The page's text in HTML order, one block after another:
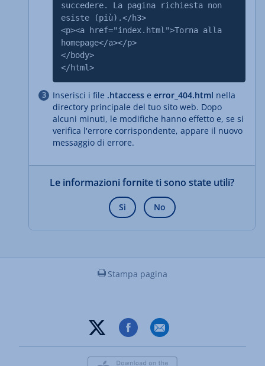
succedere. La pagina richiesta non
esiste (più).</h3>
<p><a href="index.html">Torna alla
homepage</a></p>
</body>
</html>
Inserisci i file .htaccess e error_404.html nella
directory principale del tuo sito web. Dopo
alcuni minuti, le modifiche hanno effetto e, se si
verifica l'errore corrispondente, appare il nuovo
messaggio di errore.
Le informazioni fornite ti sono state utili?
Sì No
Stampa pagina